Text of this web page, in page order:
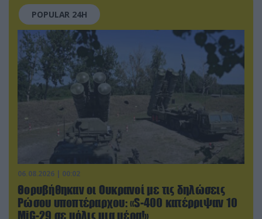
POPULAR 24H
06.08.2026 | 00:02
Θορυβήθηκαν οι Ουκρανοί με τις δηλώσεις
Ρώσου υποπτέραρχου: «S-400 κατέρριψαν 10
MiG-29 σε μόλις μια μέρα!»